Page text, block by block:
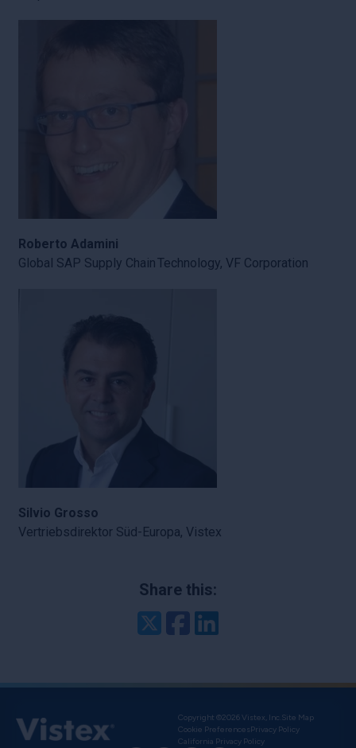
Roberto Adamini
Global SAP Supply Chain Technology, VF Corporation
Silvio Grosso
Vertriebsdirektor Süd-Europa, Vistex
Share this:
TwitterFacebook
Copyright ©2026 Vistex, Inc. Site Map
Cookie PreferencesPrivacy Policy
California Privacy Policy